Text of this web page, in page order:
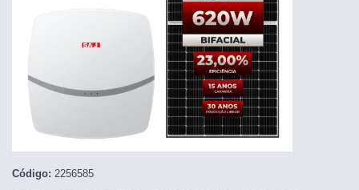
Código: 2256585